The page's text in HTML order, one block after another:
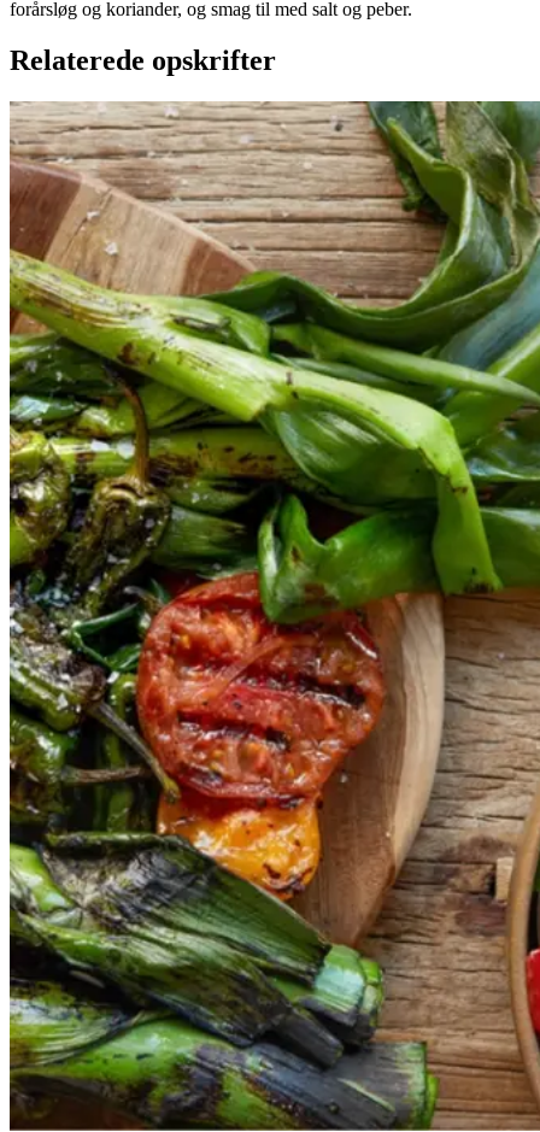
forårsløg og koriander, og smag til med salt og peber.
Relaterede opskrifter
CatalanskCatalansk
bønnesalatbønnesala
t medmed
grilledegrillede
grøntsagergrøntsage
r ogog salbitxada-
saucesalbitxada-
sauce
Gem opskrift
Vegansk
Vegetarisk
Vores version af den traditionelle
salat empedrat fra det catalanske
køkken. Spis den med brød som
en let frokost eller i et større
måltid som her. Salbitxada minder
noget om en anden ligeledes
catalansk sauce, romesco. I
Catalonien spises den til såkaldte
calcots, der er små porrelignende
løg. Dem griller man helt sorte, så
fjerner man den yderste skal og
dypper det fløjlsbløde løg i
saucen. Calcots er svære at
opdrive på disse kanter, men små
nye porrer kan bruges.